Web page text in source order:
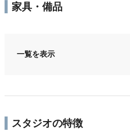
家具・備品
一覧を表示
スタジオの特徴